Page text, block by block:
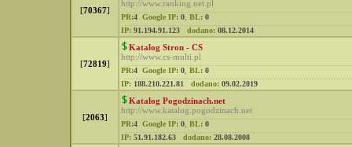
[70367]
http://www.ranking.net.pl
PR:4 Google IP: 0 BL: 0
IP: 91.194.91.123 dodano: 08.12.2014
[72819]
Katalog Stron - CS
http://www.cs-multi.pl
PR:4 Google IP: 0 BL: 0
IP: 188.210.221.81 dodano: 09.02.2019
[2063]
Katalog Pogodzinach.net
http://www.katalog.pogodzinach.net
PR:4 Google IP: 0 BL: 0
IP: 51.91.182.63 dodano: 28.08.2008